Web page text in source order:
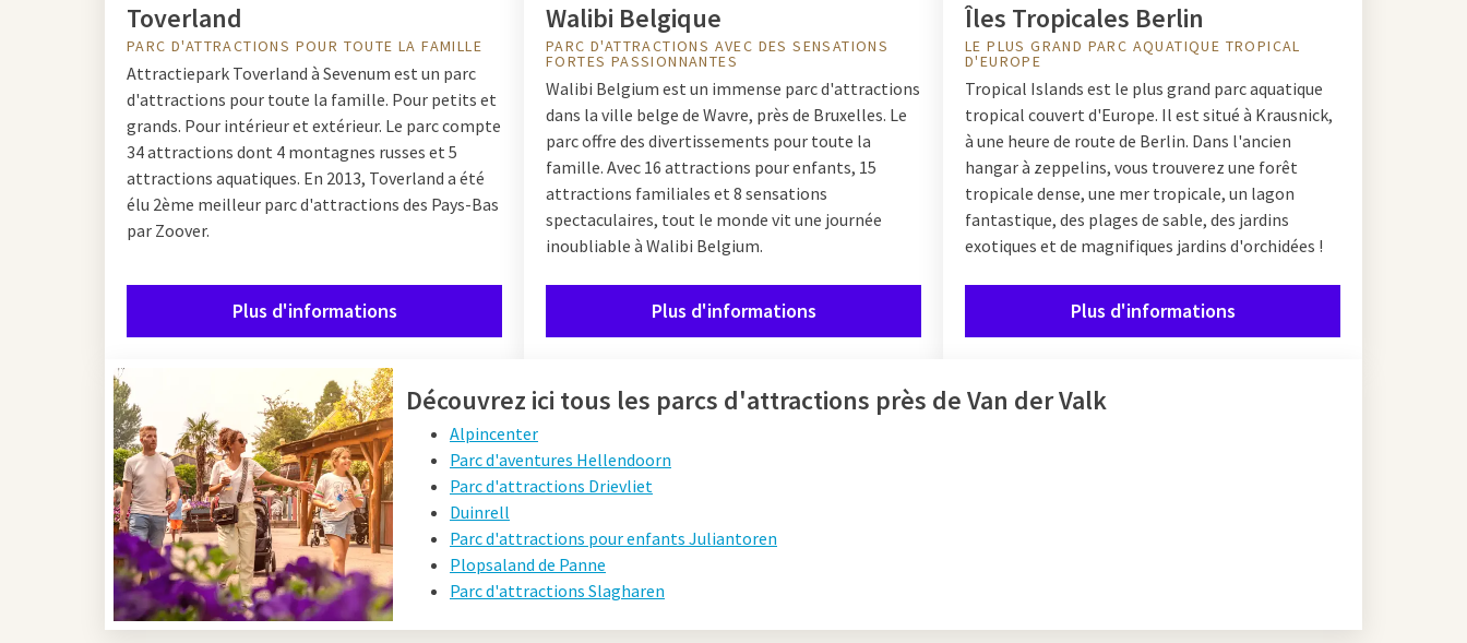
Toverland
PARC D'ATTRACTIONS POUR TOUTE LA FAMILLE
Attractiepark Toverland à Sevenum est un parc
d'attractions pour toute la famille. Pour petits et
grands. Pour intérieur et extérieur. Le parc compte
34 attractions dont 4 montagnes russes et 5
attractions aquatiques. En 2013, Toverland a été
élu 2ème meilleur parc d'attractions des Pays-Bas
par Zoover.
Plus d'informations
Walibi Belgique
PARC D'ATTRACTIONS AVEC DES SENSATIONS
FORTES PASSIONNANTES
Walibi Belgium est un immense parc d'attractions
dans la ville belge de Wavre, près de Bruxelles. Le
parc offre des divertissements pour toute la
famille. Avec 16 attractions pour enfants, 15
attractions familiales et 8 sensations
spectaculaires, tout le monde vit une journée
inoubliable à Walibi Belgium.
Plus d'informations
Îles Tropicales Berlin
LE PLUS GRAND PARC AQUATIQUE TROPICAL
D'EUROPE
Tropical Islands est le plus grand parc aquatique
tropical couvert d'Europe. Il est situé à Krausnick,
à une heure de route de Berlin. Dans l'ancien
hangar à zeppelins, vous trouverez une forêt
tropicale dense, une mer tropicale, un lagon
fantastique, des plages de sable, des jardins
exotiques et de magnifiques jardins d'orchidées !
Plus d'informations
Découvrez ici tous les parcs d'attractions près de Van der Valk
Alpincenter
Parc d'aventures Hellendoorn
Parc d'attractions Drievliet
Duinrell
Parc d'attractions pour enfants Juliantoren
Plopsaland de Panne
Parc d'attractions Slagharen